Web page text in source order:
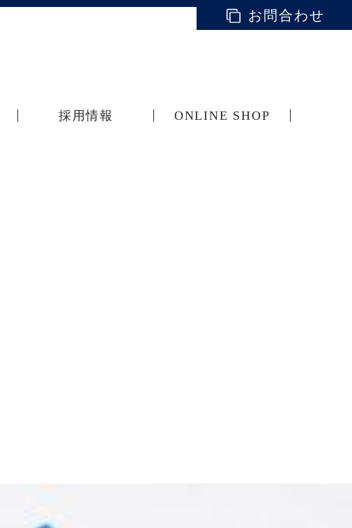
お問合わせ
採用情報 ONLINE SHOP